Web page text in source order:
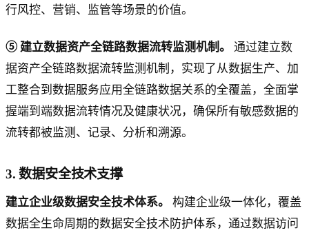
行风控、营销、监管等场景的价值。
⑤ 建立数据资产全链路数据流转监测机制。
通过建立数
据资产全链路数据流转监测机制，实现了从数据生产、加
工整合到数据服务应用全链路数据关系的全覆盖，全面掌
握端到端数据流转情况及健康状况，确保所有敏感数据的
流转都被监测、记录、分析和溯源。
3. 数据安全技术支撑
建立企业级数据安全技术体系。
构建企业级一体化，覆盖
数据全生命周期的数据安全技术防护体系，通过数据访问